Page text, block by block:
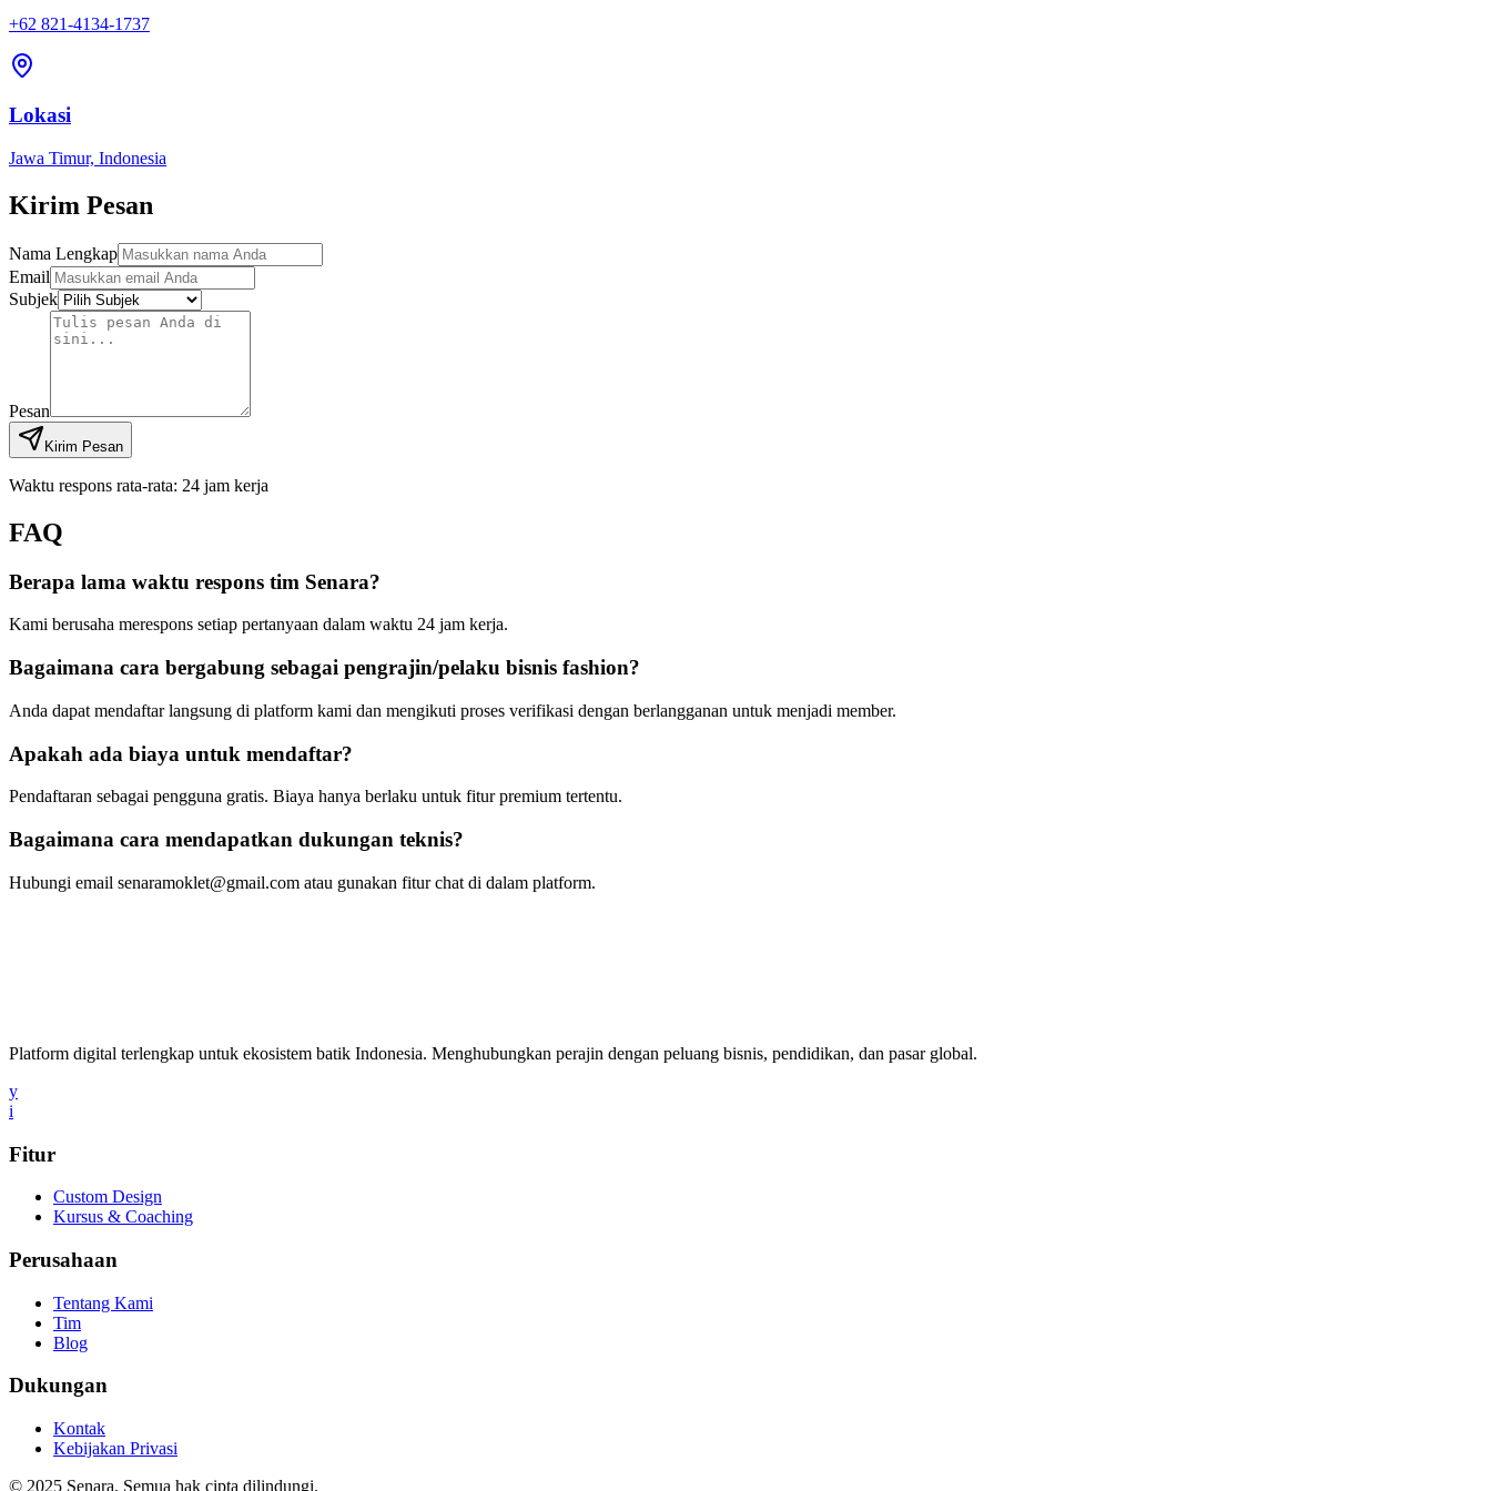
+62 821-4134-1737
Lokasi
Jawa Timur, Indonesia
Kirim Pesan
Nama Lengkap
Email
Subjek
Pesan
Kirim Pesan
Waktu respons rata-rata: 24 jam kerja
FAQ
Berapa lama waktu respons tim Senara?
Kami berusaha merespons setiap pertanyaan dalam waktu 24 jam kerja.
Bagaimana cara bergabung sebagai pengrajin/pelaku bisnis fashion?
Anda dapat mendaftar langsung di platform kami dan mengikuti proses verifikasi dengan berlangganan untuk menjadi member.
Apakah ada biaya untuk mendaftar?
Pendaftaran sebagai pengguna gratis. Biaya hanya berlaku untuk fitur premium tertentu.
Bagaimana cara mendapatkan dukungan teknis?
Hubungi email senaramoklet@gmail.com atau gunakan fitur chat di dalam platform.
Platform digital terlengkap untuk ekosistem batik Indonesia. Menghubungkan perajin dengan peluang bisnis, pendidikan, dan pasar global.
y
i
Fitur
Custom Design
Kursus & Coaching
Perusahaan
Tentang Kami
Tim
Blog
Dukungan
Kontak
Kebijakan Privasi
© 2025 Senara. Semua hak cipta dilindungi.